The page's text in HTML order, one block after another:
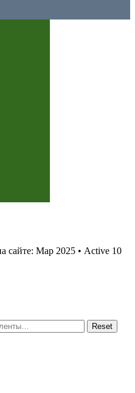
сайте: Мар 2025 • Active 10
Reset